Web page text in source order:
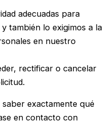
adecuadas para
también lo exigimos a
en nuestro
rectificar o cancelar
exactamente qué
en contacto con